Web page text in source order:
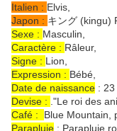
Italien : Elvis,
Japon : キング (kingu)
Sexe : Masculin,
Caractère : Râleur,
Signe : Lion,
Expression : Bébé,
Date de naissance : 23
Devise : ."Le roi des
Café : Blue Mountain,
Parapluie : Parapluie